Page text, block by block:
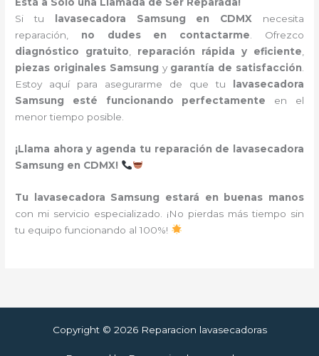
Si tu
lavasecadora Samsung en CDMX necesita
reparación, no dudes en contactarme . Ofrezco
diagnóstico gratuito
reparación rápida y eficiente
piezas originales Samsung y garantía de satisfacción
Estoy aquí para asegurarme de que tu
lavasecadora
Samsung esté funcionando perfectamente en el
menor tiempo posible.
¡Llama ahora y agenda tu reparación de lavasecadora
Samsung en CDMX!
Tu lavasecadora Samsung estará en buenas manos
con mi servicio especializado. ¡No pierdas más tiempo sin
tu equipo funcionando al 100%!
Copyright © 2026 Reparacion lavasecadoras